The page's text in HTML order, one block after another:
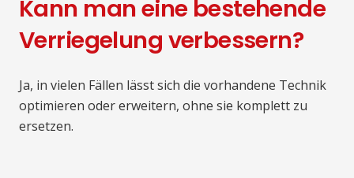
Kann man eine bestehende
Verriegelung verbessern?
Ja, in vielen Fällen lässt sich die vorhandene Technik
optimieren oder erweitern, ohne sie komplett zu
ersetzen.